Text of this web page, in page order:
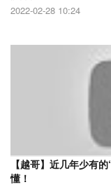
2022-02-28 10:24
【越哥】近几年少有
懂！